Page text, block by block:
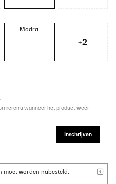
Modra
+2
u wanneer het product weer
Inschrijven
moet worden nabesteld.